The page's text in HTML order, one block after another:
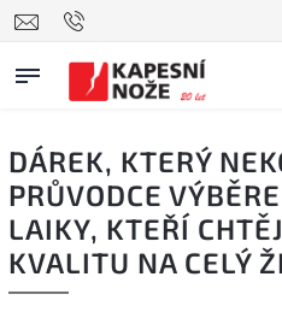
DÁREK, KTERÝ
PRŮVODCE
LAIKY, KTEŘÍ
KVALITU NA CELÝ